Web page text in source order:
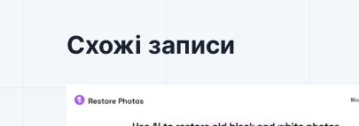
Схожі записи